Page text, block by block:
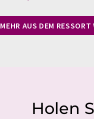
MEHR AUS DEM
Holen